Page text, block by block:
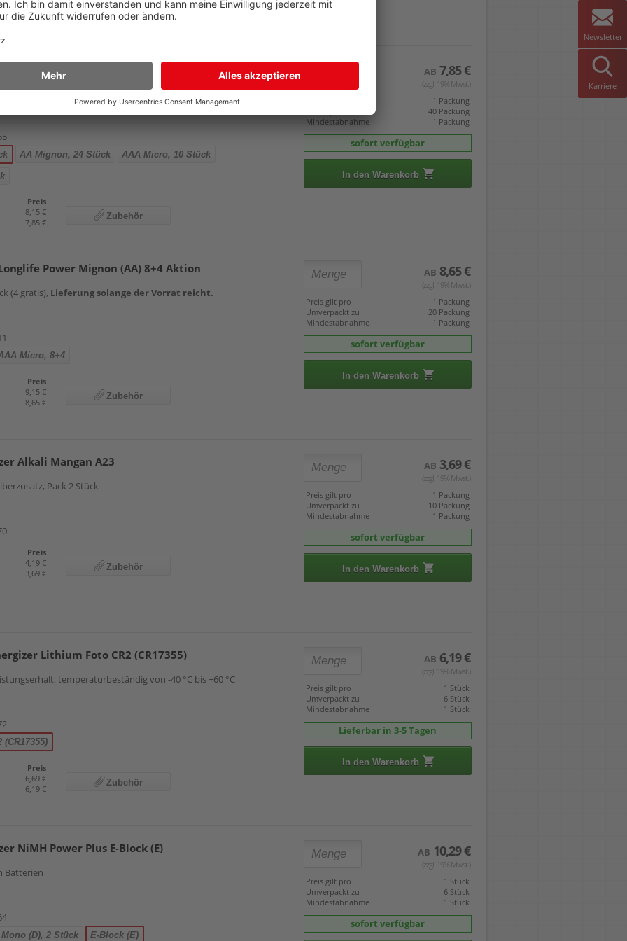
2,65 €
AA Mignon, 24 Stück AAA Micro, 10 Stück
Preis
8,15 €
7,85 €
Zubehör
AB 7,85 €
(zzgl. 19% Mwst.)
1 Packung
40 Packung
Mindestabnahme
1 Packung
sofort verfügbar
In den Warenkorb
Power Mignon (AA) 8+4 Aktion
(4 gratis), Lieferung solange der Vorrat reicht.
Micro, 8+4
Preis
9,15 €
8,65 €
Zubehör
AB 8,65 €
(zzgl. 19% Mwst.)
Preis gilt pro
1 Packung
Umverpackt zu
20 Packung
Mindestabnahme
1 Packung
sofort verfügbar
In den Warenkorb
Alkali Mangan A23
Pack 2 Stück
Preis
4,19 €
3,69 €
Zubehör
AB 3,69 €
(zzgl. 19% Mwst.)
Preis gilt pro
1 Packung
Umverpackt zu
10 Packung
Mindestabnahme
1 Packung
sofort verfügbar
In den Warenkorb
Lithium Foto CR2 (CR17355)
temperaturbeständig von -40 °C bis +60 °C
(CR17355)
Preis
6,69 €
6,19 €
Zubehör
AB 6,19 €
(zzgl. 19% Mwst.)
Preis gilt pro
1 Stück
Umverpackt zu
6 Stück
Mindestabnahme
1 Stück
Lieferbar in 3-5 Tagen
In den Warenkorb
NiMH Power Plus E-Block (E)
Batterien
Mono (D), 2 Stück E-Block (E)
AB 10,29 €
(zzgl. 19% Mwst.)
Preis gilt pro
1 Stück
Umverpackt zu
6 Stück
Mindestabnahme
1 Stück
sofort verfügbar
Newsletter
Karriere